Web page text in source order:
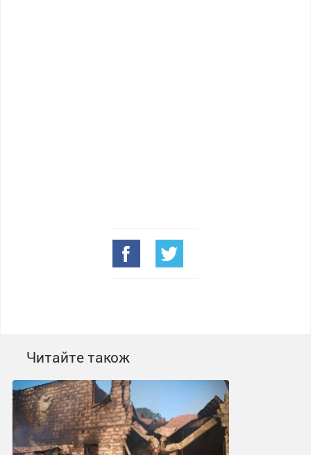
Читайте також